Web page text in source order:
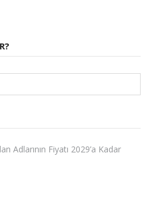
Adlarının Fiyatı 2029’a Kadar